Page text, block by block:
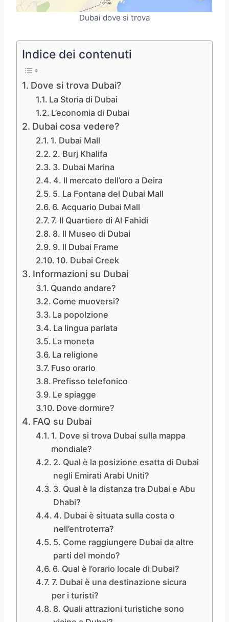
Dubai dove si trova
Indice dei contenuti
Dove si trova Dubai?
La Storia di Dubai
L’economia di Dubai
Dubai cosa vedere?
1. Dubai Mall
2. Burj Khalifa
3. Dubai Marina
4. Il mercato dell’oro a Deira
5. La Fontana del Dubai Mall
6. Acquario Dubai Mall
7. Il Quartiere di Al Fahidi
8. Il Museo di Dubai
9. ll Dubai Frame
10. Dubai Creek
Informazioni su Dubai
Quando andare?
Come muoversi?
La popolzione
La lingua parlata
La moneta
La religione
Fuso orario
Prefisso telefonico
Le spiagge
Dove dormire?
FAQ su Dubai
1. Dove si trova Dubai sulla mappa
mondiale?
2. Qual è la posizione esatta di Dubai
negli Emirati Arabi Uniti?
3. Qual è la distanza tra Dubai e Abu
Dhabi?
4. Dubai è situata sulla costa o
nell’entroterra?
5. Come raggiungere Dubai da altre
parti del mondo?
6. Qual è l’orario locale di Dubai?
7. Dubai è una destinazione sicura
per i turisti?
8. Quali attrazioni turistiche sono